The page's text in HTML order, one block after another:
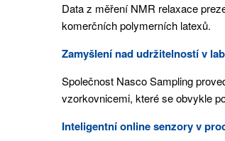
Data z měření NMR relaxace
komerčních polymerních latexů.
Zamyšlení nad udržitelností v
Společnost Nasco Sampling
vzorkovnicemi, které se obvykle
Inteligentní online senzory v